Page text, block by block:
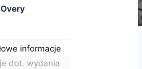
informacje
dot. wydania